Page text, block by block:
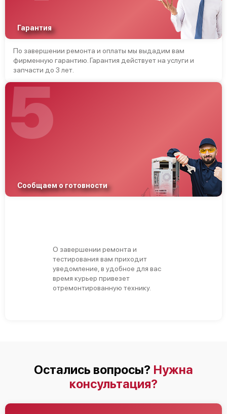
Гарантия
По завершении ремонта и оплаты мы выдадим вам
фирменную гарантию. Гарантия действует на услуги и
запчасти до 3 лет.
5
Сообщаем о готовности
О завершении ремонта и
тестирования вам приходит
уведомление, в удобное для вас
время курьер привезет
отремонтированную технику.
Остались вопросы? Нужна
консультация?